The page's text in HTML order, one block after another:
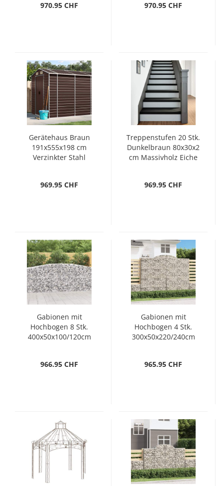
970.95 CHF
970.95 CHF
Gerätehaus Braun
191x555x198 cm
Verzinkter Stahl
969.95 CHF
Treppenstufen 20 Stk.
Dunkelbraun 80x30x2
cm Massivholz Eiche
969.95 CHF
Gabionen mit
Hochbogen 8 Stk.
400x50x100/120cm
966.95 CHF
Gabionen mit
Hochbogen 4 Stk.
300x50x220/240cm
965.95 CHF